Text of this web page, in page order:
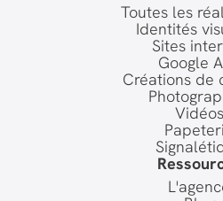
Toutes les
Identités
Sites
Google
Créations de
Vidéos